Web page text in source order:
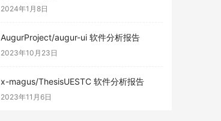
2024年1月8日
AugurProject/augur-ui 软件分析报告
2023年10月23日
x-magus/ThesisUESTC 软件分析报告
2023年11月6日